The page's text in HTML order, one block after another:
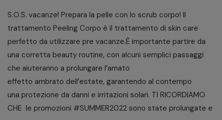
S.O.S. vacanze! Prepara la pelle con lo scrub corpo! Il
trattamento Peeling Corpo è il trattamento di skin care
perfetto da utilizzare pre vacanze.È importante partire da
una corretta beauty routine, con alcuni semplici passaggi
che aiuteranno a prolungare l’amato
effetto ambrato dell’estate, garantendo al contempo
una protezione da danni e irritazioni solari. TI RICORDIAMO
CHE ​ le promozioni #SUMMER2022 sono state prolungate e